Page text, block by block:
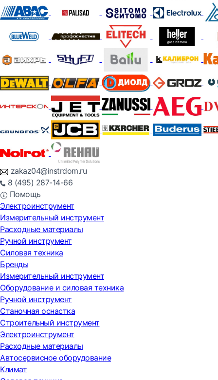
zakaz04@instrdom.ru
8 (495) 287-14-66
Помощь
Электроинструмент
Измерительный инструмент
Расходные материалы
Ручной инструмент
Силовая техника
Бренды
Измерительный инструмент
Оборудование и силовая техника
Ручной инструмент
Станочная оснастка
Строительный инструмент
Электроинструмент
Расходные материалы
Автосервисное оборудование
Климат